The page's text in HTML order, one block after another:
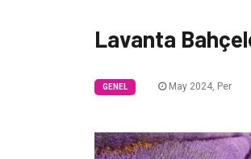
Lavanta
GENEL May 2024, Per